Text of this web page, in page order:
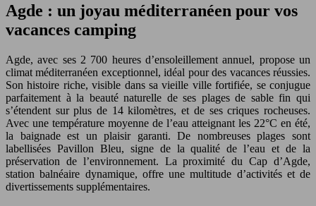
Agde : un joyau méditerranéen pour vos
vacances camping
Agde, avec ses 2 700 heures d’ensoleillement annuel, propose un
climat méditerranéen exceptionnel, idéal pour des vacances réussies.
Son histoire riche, visible dans sa vieille ville fortifiée, se conjugue
parfaitement à la beauté naturelle de ses plages de sable fin qui
s’étendent sur plus de 14 kilomètres, et de ses criques rocheuses.
Avec une température moyenne de l’eau atteignant les 22°C en été,
la baignade est un plaisir garanti. De nombreuses plages sont
labellisées Pavillon Bleu, signe de la qualité de l’eau et de la
préservation de l’environnement. La proximité du Cap d’Agde,
station balnéaire dynamique, offre une multitude d’activités et de
divertissements supplémentaires.